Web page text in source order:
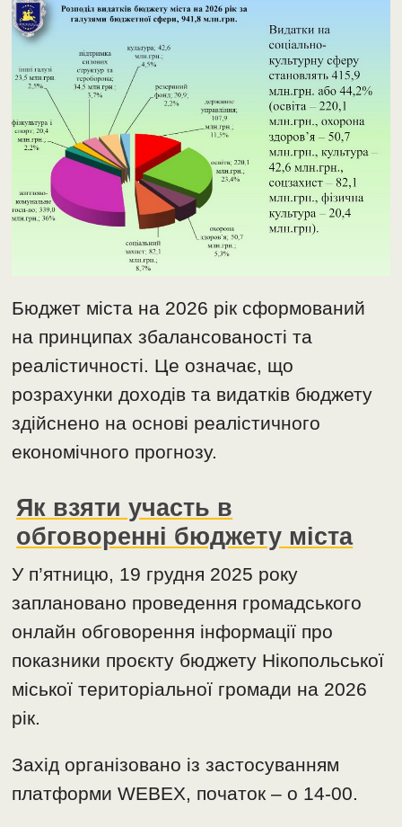
Бюджет міста на 2026 рік сформований
на принципах збалансованості та
реалістичності. Це означає, що
розрахунки доходів та видатків бюджету
здійснено на основі реалістичного
економічного прогнозу.
Як взяти участь в
обговоренні бюджету міста
У п’ятницю, 19 грудня 2025 року
заплановано проведення громадського
онлайн обговорення інформації про
показники проєкту бюджету Нікопольської
міської територіальної громади на 2026
рік.
Захід організовано із застосуванням
платформи WEBEX, початок – о 14-00.